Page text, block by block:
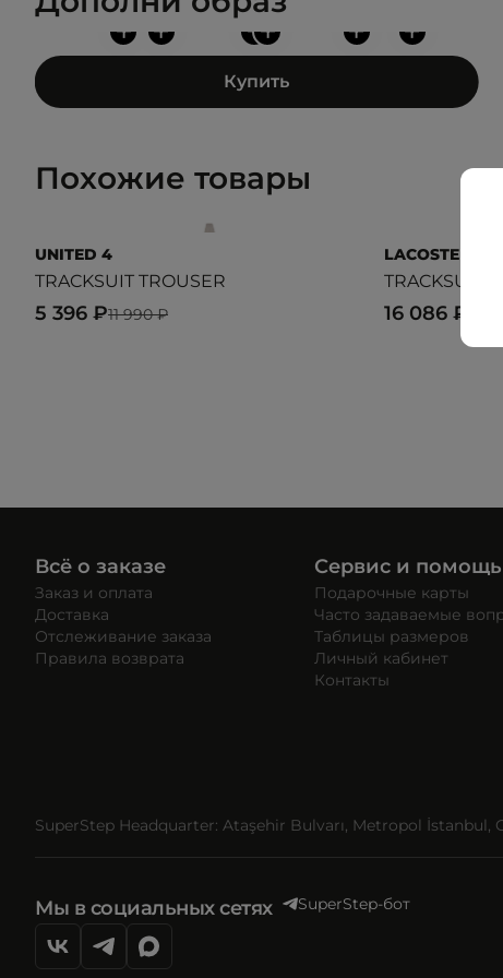
+
+
+ + +
+
Купить
Похожие товары
UNITED 4
TRACKSUIT TROUSER
11 990 ₽
5 396 ₽
LACOSTE
TRACKSUIT
16 086 ₽
Всё о заказе
Заказ и оплата
Доставка
Отслеживание заказа
Правила возврата
Сервис и помощь
Подарочные карты
Часто задаваемые
Таблицы размеров
Личный кабинет
Контакты
SuperStep Headquarter: Ataşehir Bulvarı, Metropol İstanbul,
Мы в социальных сетях SuperStep-бот